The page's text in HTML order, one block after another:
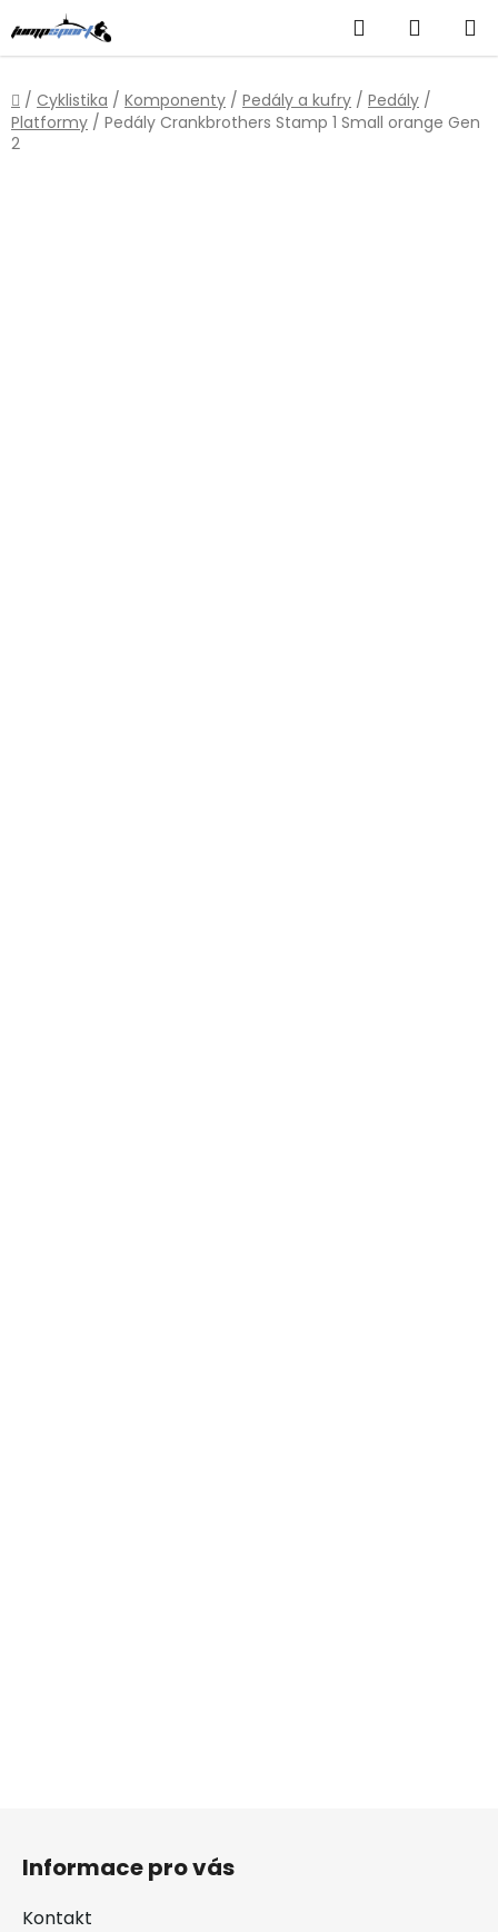
na
obsah
Hledat
KOŠÍK
Domů
/ Cyklistika / Komponenty / Pedály a kufry / Pedály /
Platformy / Pedály Crankbrothers Stamp 1 Small orange Gen
2
Informace pro vás
Kontakt